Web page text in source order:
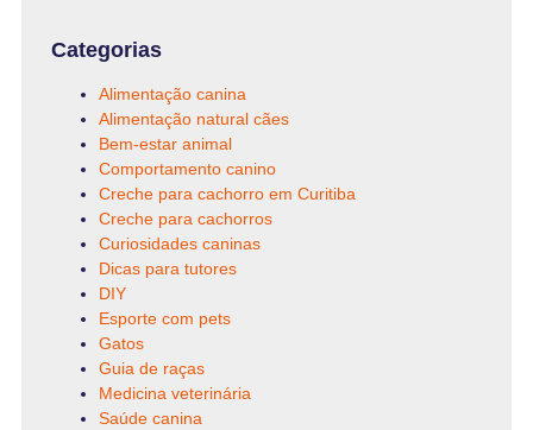
Categorias
Alimentação canina
Alimentação natural cães
Bem-estar animal
Comportamento canino
Creche para cachorro em Curitiba
Creche para cachorros
Curiosidades caninas
Dicas para tutores
DIY
Esporte com pets
Gatos
Guia de raças
Medicina veterinária
Saúde canina